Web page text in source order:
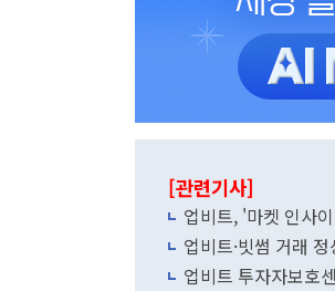
[관련기사]
업비트, '마켓 인사
업비트·빗썸 거래
업비트 투자자보호